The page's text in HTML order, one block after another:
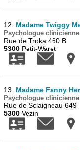
12. Madame Twiggy
Psychologue clinicienne
Rue de Troka 460 B
5300 Petit-Waret
13. Madame Fanny
Psychologue
Rue de Sclaigneau 649
5300 Vezin